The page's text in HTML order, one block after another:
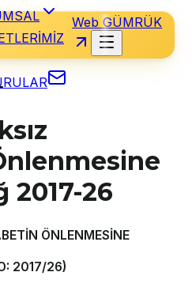
Web GÜMRÜK
2017-26
ÖNLENMESİNE
2017/26)